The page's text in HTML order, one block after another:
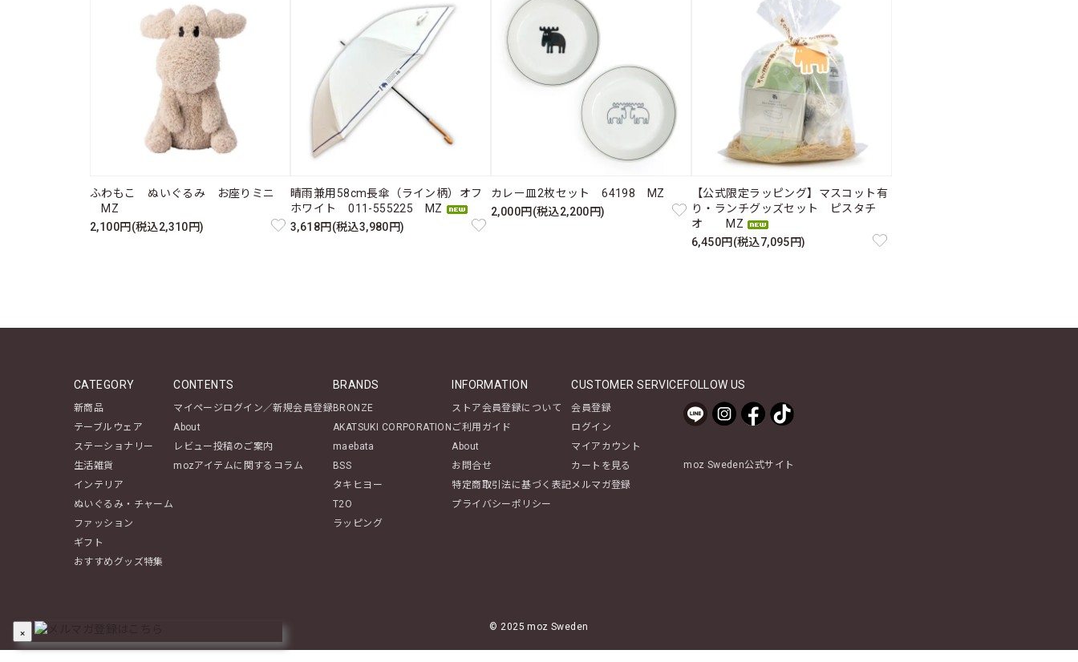
ふわもこ ぬいぐるみ お座りミニ
MZ
2,100円(税込2,310円)
晴雨兼用58cm長傘（ライン柄）オフ
ホワイト 011-555225 MZ
3,618円(税込3,980円)
カレー皿2枚セット 64198 MZ
2,000円(税込2,200円)
【公式限定ラッピング】マスコット有
り・ランチグッズセット ピスタチ
オ MZ
6,450円(税込7,095円)
CATEGORY
新商品
テーブルウェア
ステーショナリー
生活雑貨
インテリア
ぬいぐるみ・チャーム
ファッション
ギフト
おすすめグッズ特集
CONTENTS
マイページログイン／新規会員登録
About
レビュー投稿のご案内
mozアイテムに関するコラム
BRANDS
BRONZE
AKATSUKI CORPORATION
maebata
BSS
タキヒヨー
T2O
ラッピング
INFORMATION
ストア会員登録について
ご利用ガイド
About
お問合せ
特定商取引法に基づく表記
プライバシーポリシー
CUSTOMER SERVICE
会員登録
ログイン
マイアカウント
カートを見る
メルマガ登録
FOLLOW US
moz Sweden公式サイト
© 2025 moz Sweden
×